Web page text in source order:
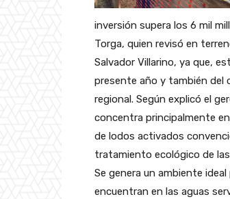
inversión supera los 6 mil
Torga, quien revisó en
Salvador Villarino, ya que,
presente año y también del
regional. Según explicó el
concentra principalmente
de lodos activados
tratamiento ecológico de
Se genera un ambiente
encuentran en las aguas